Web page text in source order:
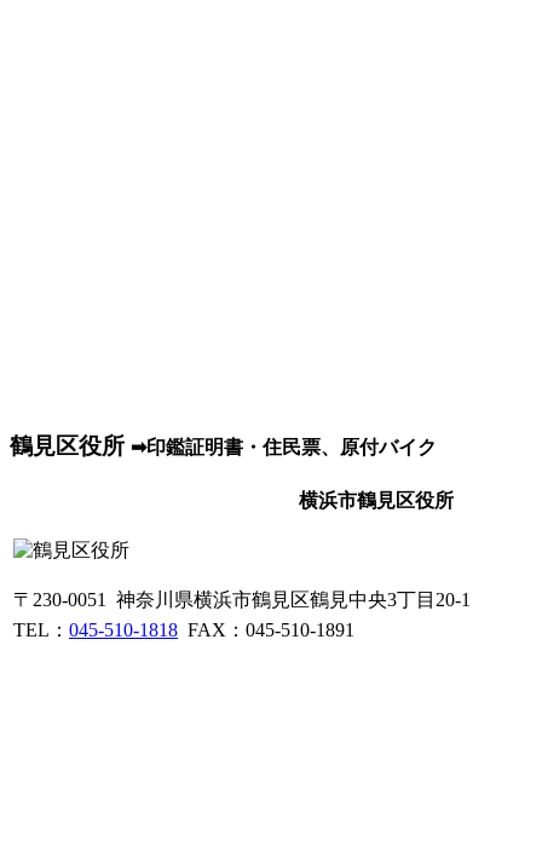
鶴見区役所 ➡印鑑証明書・住民票、原付バイク
横浜市鶴見区役所
〒230-0051 神奈川県横浜市鶴見区鶴見中央3丁目20-1
TEL： 045-510-1818 FAX：045-510-1891